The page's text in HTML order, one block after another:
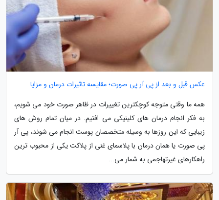
عکس قبل و بعد از پی آر پی صورت؛ مقایسه تاثیرات درمان و مزایا
همه ما وقتی متوجه کوچکترین تغییرات در ظاهر صورت خود می شویم،
به فکر انجام درمان های کلینیکی می افتیم. در میان تمام روش های
زیبایی که این روزها به وسیله متخصصان پوست انجام می شوند، پی آر
پی صورت یا همان درمان با پلاسمای غنی از پلاکت یکی از محبوب ترین
راهکارهای غیرتهاجمی به شمار می...